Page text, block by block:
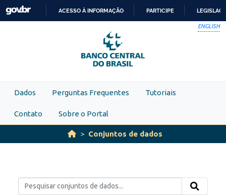
Skip to main content
PARA
O
CONTEÚDO
ACESSO À INFORMAÇÃO PARTICIPE
ENGLISH
Dados Perguntas Frequentes Tutoriais
Contato Sobre o Portal
Conjuntos de dados